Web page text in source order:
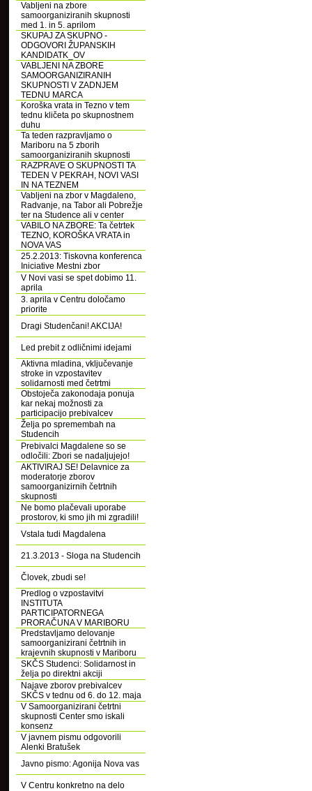
Vabljeni na zbore
samoorganiziranih skupnosti
med 1. in 5. aprilom
SKUPAJ ZA SKUPNO -
ODGOVORI ŽUPANSKIH
KANDIDATK_OV
VABLJENI NA ZBORE
SAMOORGANIZIRANIH
SKUPNOSTI V ZADNJEM
TEDNU MARCA
Koroška vrata in Tezno v tem
tednu kličeta po skupnostnem
duhu
Ta teden razpravljamo o
Mariboru na 5 zborih
samoorganiziranih skupnosti
RAZPRAVE O SKUPNOSTI TA
TEDEN V PEKRAH, NOVI VASI
IN NA TEZNEM
Vabljeni na zbor v Magdaleno,
Radvanje, na Tabor ali Pobrežje
ter na Studence ali v center
VABILO NA ZBORE: Ta četrtek
TEZNO, KOROŠKA VRATA in
NOVA VAS
25.2.2013: Tiskovna konferenca
Iniciative Mestni zbor
V Novi vasi se spet dobimo 11.
aprila
3. aprila v Centru določamo
priorite
Dragi Studenčani! AKCIJA!
Led prebit z odličnimi idejami
Aktivna mladina, vključevanje
stroke in vzpostavitev
solidarnosti med četrtmi
Obstoječa zakonodaja ponuja
kar nekaj možnosti za
participacijo prebivalcev
Želja po spremembah na
Studencih
Prebivalci Magdalene so se
odločili: Zbori se nadaljujejo!
AKTIVIRAJ SE! Delavnice za
moderatorje zborov
samoorganizirnih četrtnih
skupnosti
Ne bomo plačevali uporabe
prostorov, ki smo jih mi zgradili!
Vstala tudi Magdalena
21.3.2013 - Sloga na Studencih
Človek, zbudi se!
Predlog o vzpostavitvi
INSTITUTA
PARTICIPATORNEGA
PRORAČUNA V MARIBORU
Predstavljamo delovanje
samoorganizirani četrtnih in
krajevnih skupnosti v Mariboru
SKČS Studenci: Solidarnost in
želja po direktni akciji
Najave zborov prebivalcev
SKČS v tednu od 6. do 12. maja
V Samoorganizirani četrtni
skupnosti Center smo iskali
konsenz
V javnem pismu odgovorili
Alenki Bratušek
Javno pismo: Agonija Nova vas
V Centru konkretno na delo